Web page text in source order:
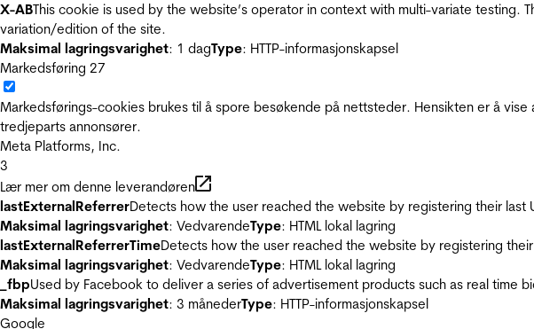
X-ABThis cookie is used by the website’s operator in context with multi-variate
variation/edition of the site.
Maksimal lagringsvarighet: 1 dagType: HTTP-informasjonskapsel
Markedsføring 27
Markedsførings-cookies brukes til å spore besøkende på nettsteder. Hensikten er å
tredjeparts annonsører.
Meta Platforms, Inc.
3
Lær mer om denne leverandøren
lastExternalReferrerDetects how the user reached the website by registering their last
Maksimal lagringsvarighet: VedvarendeType: HTML lokal lagring
lastExternalReferrerTimeDetects how the user reached the website by registering their
Maksimal lagringsvarighet: VedvarendeType: HTML lokal lagring
_fbpUsed by Facebook to deliver a series of advertisement products such as real time
Maksimal lagringsvarighet: 3 månederType: HTTP-informasjonskapsel
Google